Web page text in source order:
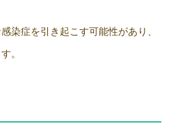
染症を引き起こす可能性があり、
。